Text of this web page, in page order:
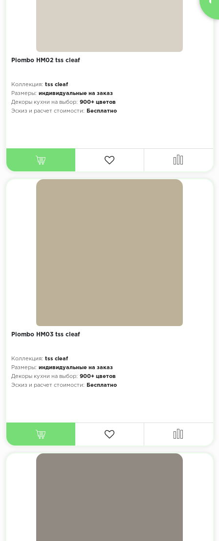
Piombo HM02 tss cleaf
Коллекция: tss cleaf
Размеры: индивидуальные на заказ
Декоры кухни на выбор: 900+ цветов
Эскиз и расчет стоимости:
Бесплатно
Piombo HM03 tss cleaf
Коллекция: tss cleaf
Размеры: индивидуальные на заказ
Декоры кухни на выбор: 900+ цветов
Эскиз и расчет стоимости:
Бесплатно